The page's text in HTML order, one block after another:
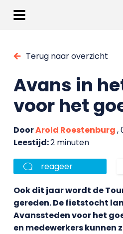
Terug naar overzicht
Avans in
voor het
DoorArold Roestenburg,
Leestijd:2 minuten
reageer
Ook dit jaar wordt de
gereden. De fietstocht
Avanssteden voor het
en medewerkers kunnen